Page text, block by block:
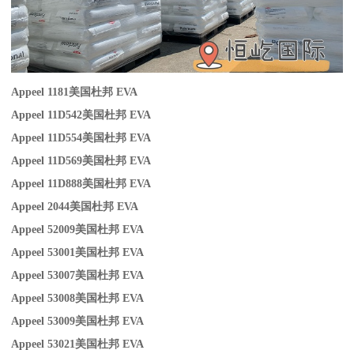
Appeel 1181美国杜邦 EVA
Appeel 11D542美国杜邦 EVA
Appeel 11D554美国杜邦 EVA
Appeel 11D569美国杜邦 EVA
Appeel 11D888美国杜邦 EVA
Appeel 2044美国杜邦 EVA
Appeel 52009美国杜邦 EVA
Appeel 53001美国杜邦 EVA
Appeel 53007美国杜邦 EVA
Appeel 53008美国杜邦 EVA
Appeel 53009美国杜邦 EVA
Appeel 53021美国杜邦 EVA